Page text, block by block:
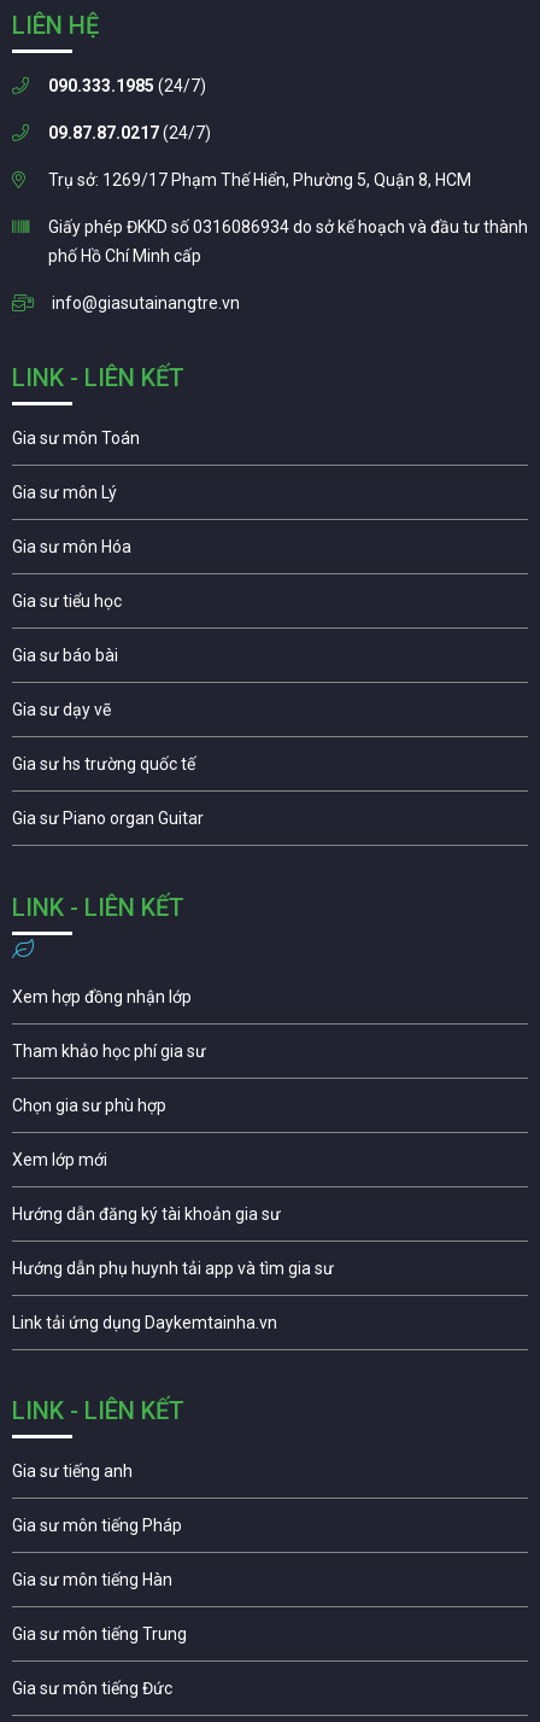
LIÊN HỆ
090.333.1985 (24/7)
09.87.87.0217(24/7)
Trụ sở: 1269/17 Phạm Thế Hiển, Phường 5, Quận 8, HCM
Giấy phép ĐKKD số 0316086934 do sở kế hoạch và đầu tư thành
phố Hồ Chí Minh cấp
info@giasutainangtre.vn
LINK - LIÊN KẾT
Gia sư môn Toán
Gia sư môn Lý
Gia sư môn Hóa
Gia sư tiểu học
Gia sư báo bài
Gia sư dạy vẽ
Gia sư hs trường quốc tế
Gia sư Piano organ Guitar
LINK - LIÊN KẾT
Xem hợp đồng nhận lớp
Tham khảo học phí gia sư
Chọn gia sư phù hợp
Xem lớp mới
Hướng dẫn đăng ký tài khoản gia sư
Hướng dẫn phụ huynh tải app và tìm gia sư
Link tải ứng dụng Daykemtainha.vn
LINK - LIÊN KẾT
Gia sư tiếng anh
Gia sư môn tiếng Pháp
Gia sư môn tiếng Hàn
Gia sư môn tiếng Trung
Gia sư môn tiếng Đức